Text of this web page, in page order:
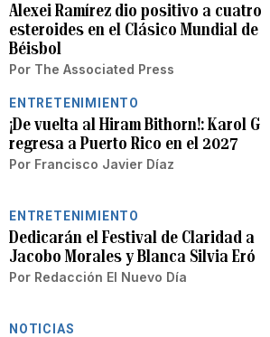
Alexei Ramírez dio positivo a cuatro
esteroides en el Clásico Mundial de
Béisbol
Por The Associated Press
ENTRETENIMIENTO
¡De vuelta al Hiram Bithorn!: Karol G
regresa a Puerto Rico en el 2027
Por Francisco Javier Díaz
ENTRETENIMIENTO
Dedicarán el Festival de Claridad a
Jacobo Morales y Blanca Silvia Eró
Por Redacción El Nuevo Día
NOTICIAS